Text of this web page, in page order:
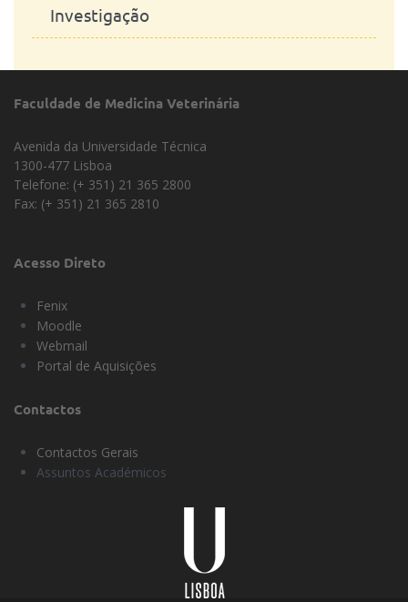
Investigação
Faculdade de Medicina Veterinária
Avenida da Universidade Técnica
1300-477 Lisboa
Telefone: (+ 351) 21 365 2800
Fax: (+ 351) 21 365 2810
Acesso Direto
Fenix
Moodle
Webmail
Portal de Aquisições
Contactos
Contactos Gerais
Assuntos Académicos